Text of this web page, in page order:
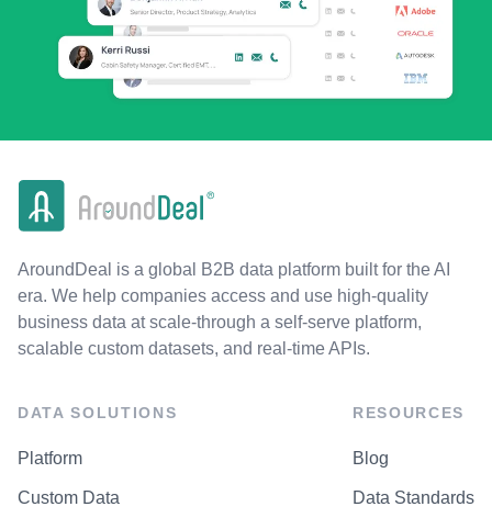
AroundDeal is a global B2B data platform built for the AI
era. We help companies access and use high-quality
business data at scale-through a self-serve platform,
scalable custom datasets, and real-time APIs.
DATA SOLUTIONS
Platform
Custom Data
RESOURCES
Blog
Data Standards